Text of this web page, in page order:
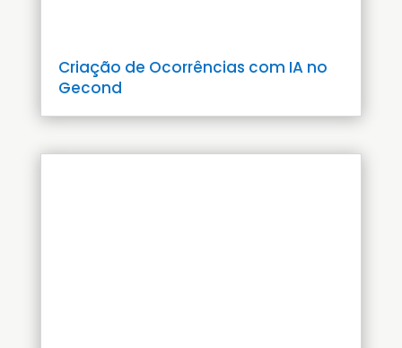
Criação de Ocorrências com IA no
Gecond